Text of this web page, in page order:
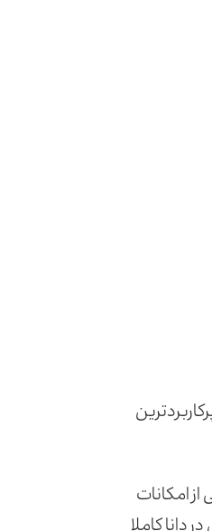
امکانات